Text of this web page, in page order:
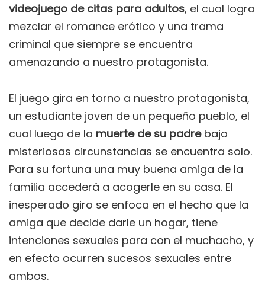
videojuego de citas para adultos, el cual logra
mezclar el romance erótico y una trama
criminal que siempre se encuentra
amenazando a nuestro protagonista.
El juego gira en torno a nuestro protagonista,
un estudiante joven de un pequeño pueblo, el
cual luego de la muerte de su padrebajo
misteriosas circunstancias se encuentra solo.
Para su fortuna una muy buena amiga de la
familia accederá a acogerle en su casa. El
inesperado giro se enfoca en el hecho que la
amiga que decide darle un hogar, tiene
intenciones sexuales para con el muchacho, y
en efecto ocurren sucesos sexuales entre
ambos.